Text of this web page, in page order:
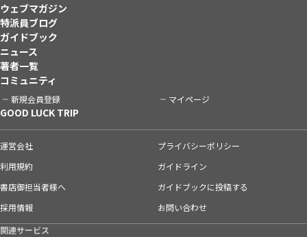
ウェブマガジン
特派員ブログ
ガイドブック
ニュース
著者一覧
コミュニティ
新規会員登録 マイページ
GOOD LUCK TRIP
運営会社
プライバシーポリシー
利用規約
ガイドライン
書店御担当者様へ
ガイドブックに投稿する
採用情報
お問い合わせ
関連サービス